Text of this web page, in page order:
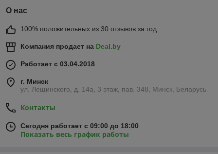
О нас
100% положительных из 30 отзывов за год
Компания продает на Deal.by
Работает с 03.04.2018
г. Минск
ул. Лещинского, д. 14а, 3 этаж, пав. 348, Минск, Беларусь
Контакты
Сегодня работает с 09:00 до 18:00
Показать весь график работы